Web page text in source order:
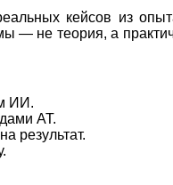
кейсов из
— не теория, а
ИИ.
AT.
результат.